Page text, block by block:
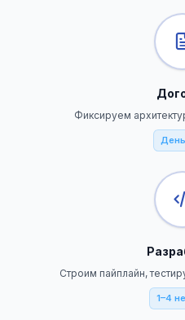
Фиксируем
Строим пайплайн,
1–4